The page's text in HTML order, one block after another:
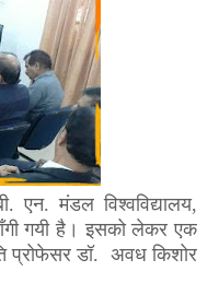
एन. मंडल विश्वविद्यालय,
गयी है। इसको लेकर एक
प्रोफेसर डॉ. अवध किशोर